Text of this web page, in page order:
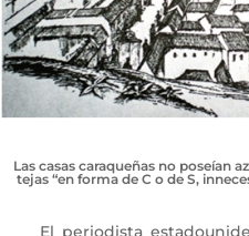
Las casas caraqueñas no poseían
tejas “en forma de C o de S,
El periodista